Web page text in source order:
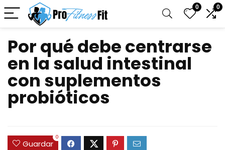
0 0
Por qué debe centrarse
en la salud intestinal
con suplementos
probióticos
Guardar
0